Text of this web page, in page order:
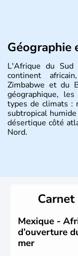
Géographie
L'Afrique du
continent
Zimbabwe et du
géographique,
types de climats :
subtropical
désertique côté
Nord.
Histoire et
Mandela. Sa
Pretoria.
minières,
Mexique -
d’ouverture
mer